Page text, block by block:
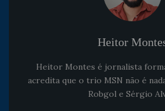
Heitor
Heitor Montes é jornalista
acredita que o trio MSN não é
Robgol e Sérgio